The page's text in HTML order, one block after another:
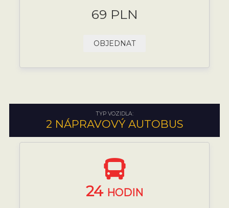
69 PLN
OBJEDNAT
TYP VOZIDLA:
2 NÁPRAVOVÝ AUTOBUS
24 HODIN